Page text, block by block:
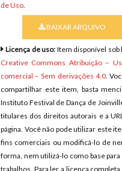
de Uso.
BAIXAR ARQUIVO
Licença de uso: Item disponível sob
Creative Commons Atribuição –
comercial – Sem derivações 4.0.
compartilhar este item, basta
Instituto Festival de Dança de
titulares dos direitos autorais e a
página. Você não pode utilizar este
fins comerciais ou modificá-lo de
forma, nem utilizá-lo como base
trabalhos. Para ler a licença completa,